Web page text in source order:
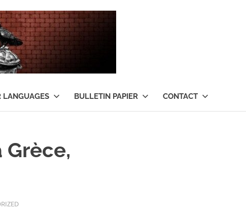
aura
LANGUAGES BULLETIN PAPIER CONTACT